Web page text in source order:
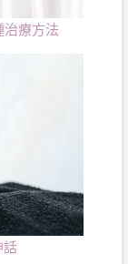
治療方法
話